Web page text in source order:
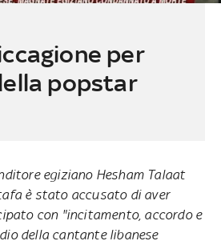
per
popstar
egiziano Hesham Talaat
è stato accusato di aver
con "incitamento, accordo e
della cantante libanese